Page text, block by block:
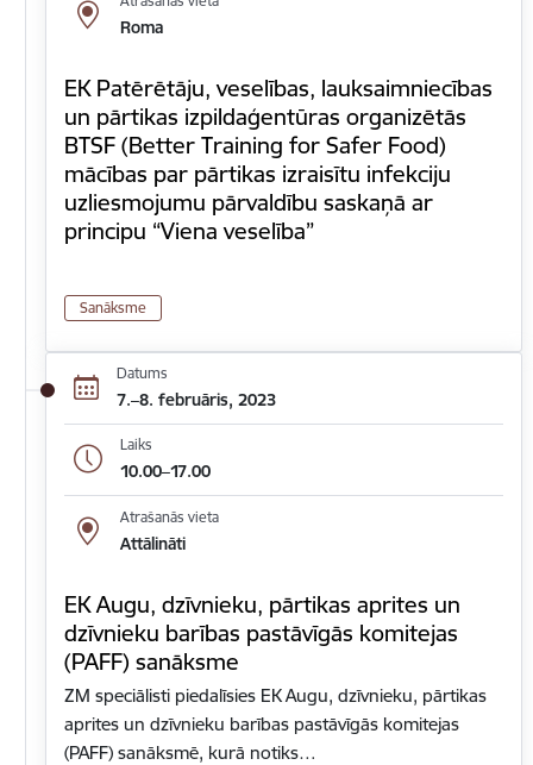
Roma
EK Patērētāju, veselības, lauksaimniecības
un pārtikas izpildaģentūras organizētās
BTSF (Better Training for Safer Food)
mācības par pārtikas izraisītu infekciju
uzliesmojumu pārvaldību saskaņā ar
principu “Viena veselība”
Sanāksme
Datums
7.–8. februāris, 2023
Laiks
10.00–17.00
Atrašanās vieta
Attālināti
EK Augu, dzīvnieku, pārtikas aprites un
dzīvnieku barības pastāvīgās komitejas
(PAFF) sanāksme
ZM speciālisti piedalīsies EK Augu, dzīvnieku, pārtikas
aprites un dzīvnieku barības pastāvīgās komitejas
(PAFF) sanāksmē, kurā notiks…